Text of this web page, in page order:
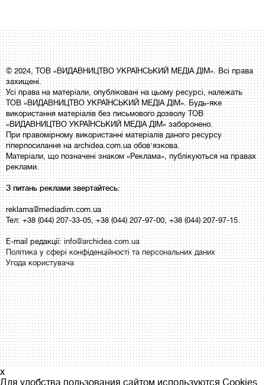
© 2024, ТОВ «ВИДАВНИЦТВО УКРАЇНСЬКИЙ МЕДІА ДІМ». Всі права
захищені.
Усі права на матеріали, опубліковані на цьому ресурсі, належать
ТОВ «ВИДАВНИЦТВО УКРАЇНСЬКИЙ МЕДІА ДІМ». Будь-яке
використання матеріалів без письмового дозволу ТОВ
«ВИДАВНИЦТВО УКРАЇНСЬКИЙ МЕДІА ДІМ» заборонено.
При правомірному використанні матеріалів даного ресурсу
гіперпосилання на archidea.com.ua обов'язкова.
Матеріали, що позначені знаком «Реклама», публікуються на правах
реклами.
З питань реклами звертайтесь:
reklama@mediadim.com.ua
Тел: +38 (044) 207-33-05, +38 (044) 207-97-00, +38 (044) 207-97-15.
E-mail редакції:info@archidea.com.ua
Політика у сфері конфіденційності та персональних даних
Угода користувача
x
Для удобства пользования сайтом используются Cookies.